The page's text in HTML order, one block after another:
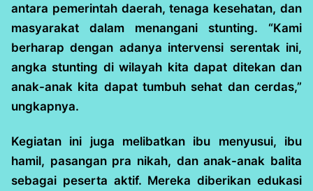
antara pemerintah daerah, tenaga kesehatan, dan
masyarakat dalam menangani stunting. “Kami
berharap dengan adanya intervensi serentak ini,
angka stunting di wilayah kita dapat ditekan dan
anak-anak kita dapat tumbuh sehat dan cerdas,”
ungkapnya.
Kegiatan ini juga melibatkan ibu menyusui, ibu
hamil, pasangan pra nikah, dan anak-anak balita
sebagai peserta aktif. Mereka diberikan edukasi